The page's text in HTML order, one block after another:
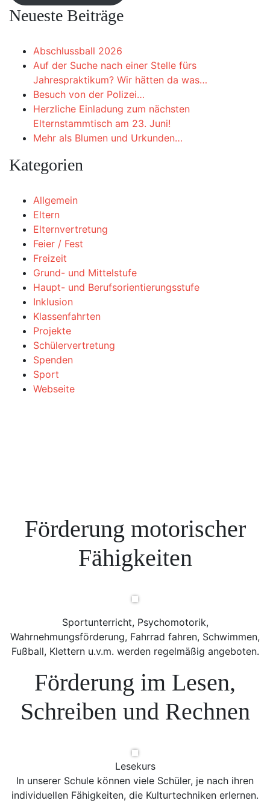
Neueste Beiträge
Abschlussball 2026
Auf der Suche nach einer Stelle fürs
Jahrespraktikum? Wir hätten da was…
Besuch von der Polizei…
Herzliche Einladung zum nächsten
Elternstammtisch am 23. Juni!
Mehr als Blumen und Urkunden…
Kategorien
Allgemein
Eltern
Elternvertretung
Feier / Fest
Freizeit
Grund- und Mittelstufe
Haupt- und Berufsorientierungsstufe
Inklusion
Klassenfahrten
Projekte
Schülervertretung
Spenden
Sport
Webseite
Förderung motorischer
Fähigkeiten
Sportunterricht, Psychomotorik,
Wahrnehmungsförderung, Fahrrad fahren, Schwimmen,
Fußball, Klettern u.v.m. werden regelmäßig angeboten.
Förderung im Lesen,
Schreiben und Rechnen
Lesekurs
In unserer Schule können viele Schüler, je nach ihren
individuellen Fähigkeiten, die Kulturtechniken erlernen.